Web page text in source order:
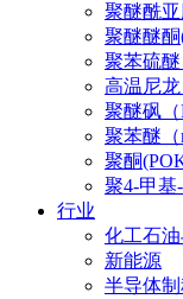
聚醚酰
聚醚醚
聚苯硫醚
高温尼龙
聚醚砜（
聚苯醚（
聚酮
聚4-甲基
行业
化工石
新能源
半导体制